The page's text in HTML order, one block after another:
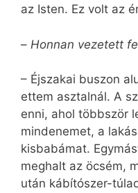
az Isten. Ez volt az
– Honnan vezetett
– Éjszakai buszon
ettem asztalnál. A
enni, ahol többször
mindenemet, a
kisbabámat.
meghalt az öcsém,
után kábítószer-